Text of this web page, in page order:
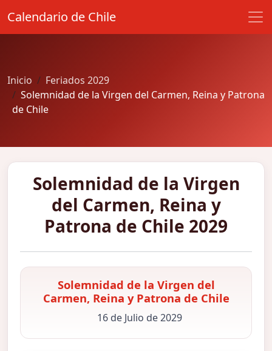
Calendario de Chile
Inicio
Feriados 2029
Solemnidad de la Virgen del Carmen, Reina y Patrona
de Chile
Solemnidad de la Virgen
del Carmen, Reina y
Patrona de Chile 2029
Solemnidad de la Virgen del
Carmen, Reina y Patrona de Chile
16 de Julio de 2029